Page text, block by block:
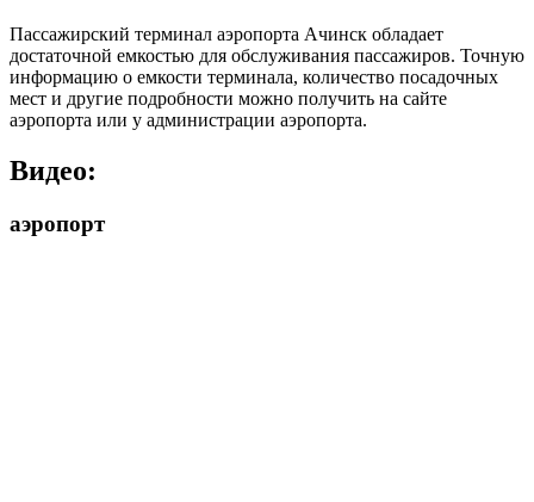
Пассажирский терминал аэропорта Ачинск обладает
достаточной емкостью для обслуживания пассажиров. Точную
информацию о емкости терминала, количество посадочных
мест и другие подробности можно получить на сайте
аэропорта или у администрации аэропорта.
Видео:
аэропорт